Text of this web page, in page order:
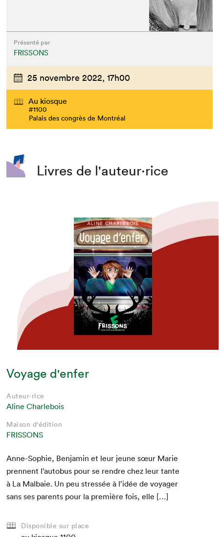
Présenté par
FRISSONS
25 novembre 2022, 17h00
Au kiosque
#1100
Palais des congrès de Montréal
Livres de l'auteur·rice
Voyage d'enfer
Auteur·rice
Aline Charlebois
Maison d'édition
FRISSONS
Anne-Sophie, Ben­jamin et leur jeune sœur Marie
pren­nent l’au­to­bus pour se ren­dre chez leur tante
à La Mal­baie. Un peu stressée à l’idée de voy­ager
sans ses par­ents pour la pre­mière fois, elle […]
Disponible sur place